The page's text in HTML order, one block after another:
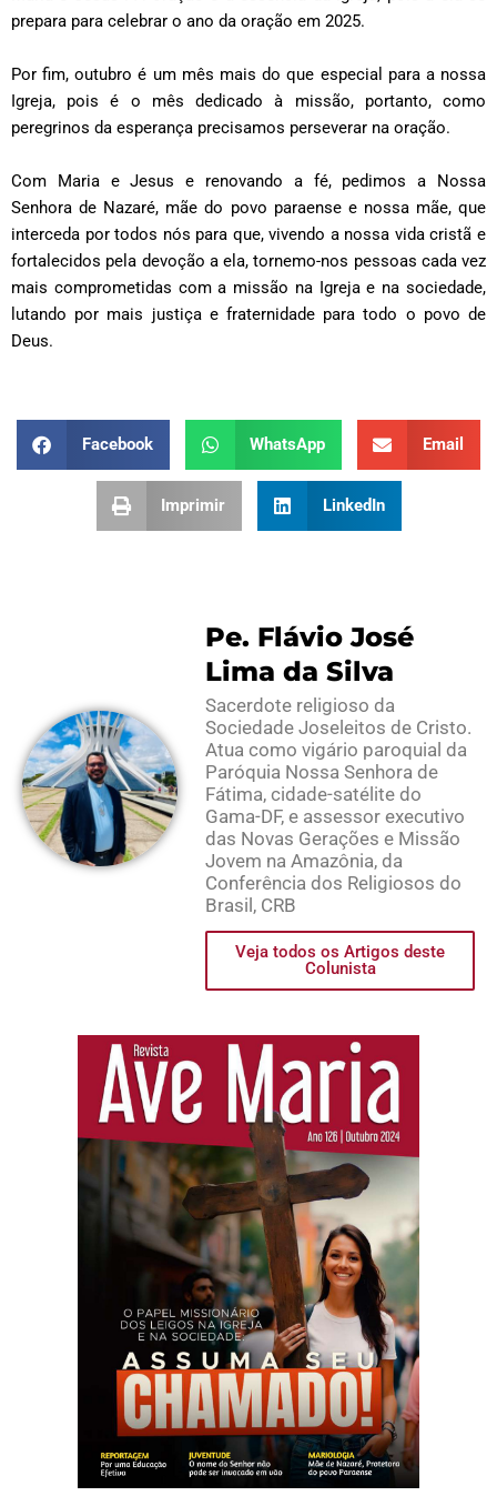
prepara para celebrar o ano da oração em 2025.
Por fim, outubro é um mês mais do que especial para a nossa
Igreja, pois é o mês dedicado à missão, portanto, como
peregrinos da esperança precisamos perseverar na oração.
Com Maria e Jesus e renovando a fé, pedimos a Nossa
Senhora de Nazaré, mãe do povo paraense e nossa mãe, que
interceda por todos nós para que, vivendo a nossa vida cristã e
fortalecidos pela devoção a ela, tornemo-nos pessoas cada vez
mais comprometidas com a missão na Igreja e na sociedade,
lutando por mais justiça e fraternidade para todo o povo de
Deus.
Facebook WhatsApp Email
Imprimir LinkedIn
Pe. Flávio José
Lima da Silva
Sacerdote religioso da
Sociedade Joseleitos de Cristo.
Atua como vigário paroquial da
Paróquia Nossa Senhora de
Fátima, cidade-satélite do
Gama-DF, e assessor executivo
das Novas Gerações e Missão
Jovem na Amazônia, da
Conferência dos Religiosos do
Brasil, CRB
Veja todos os Artigos deste
Colunista